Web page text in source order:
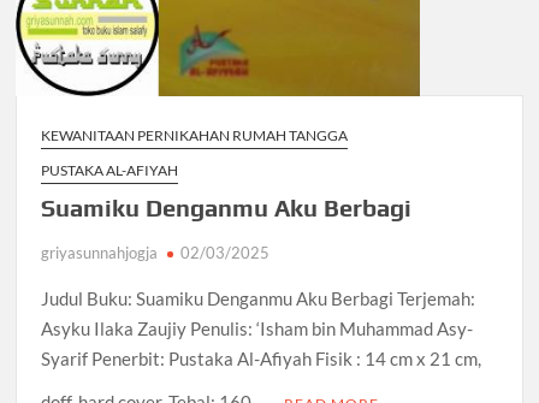
KEWANITAAN PERNIKAHAN RUMAH TANGGA
PUSTAKA AL-AFIYAH
Suamiku Denganmu Aku Berbagi
griyasunnahjogja 02/03/2025
Judul Buku: Suamiku Denganmu Aku Berbagi Terjemah:
Asyku Ilaka Zaujiy Penulis: ‘Isham bin Muhammad Asy-
Syarif Penerbit: Pustaka Al-Afiyah Fisik : 14 cm x 21 cm,